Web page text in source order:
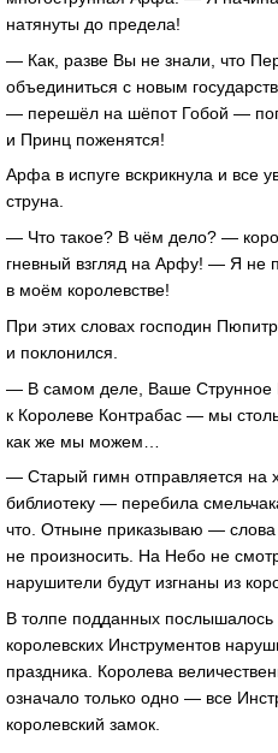
натянуты до предела!
— Как, разве Вы не знали, что
объединиться с новым
— перешёл на шёпот Гобой —
и Принц поженятся!
Арфа в испуге вскрикнула и все
струна.
— Что такое? В чём дело? —
гневный взгляд на Арфу! — Я не
в моём королевстве!
При этих словах господин
и поклонился.
— В самом деле, Ваше Струнное
к Королеве Контрабас — мы
как же мы можем…
— Старый гимн отправляется на
библиотеку — перебила
что. Отныне приказываю —
не произносить. На Небо не
нарушители будут изгнаны из
В толпе подданных
королевских Инструментов
праздника. Королева
означало только одно — все
королевский замок.